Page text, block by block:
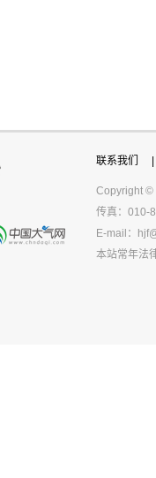
联系我们
Copyright ©
传真：010-
E-mail：
本站常年法